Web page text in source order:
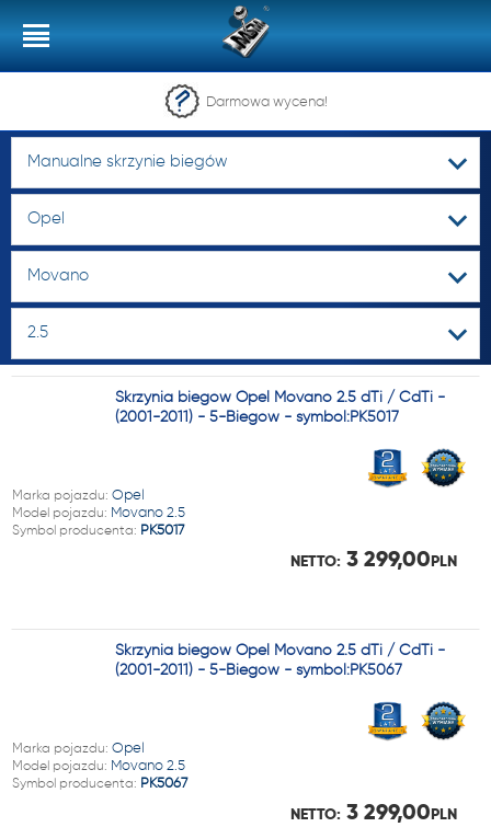
Darmowa wycena!
Manualne skrzynie biegów
Opel
Movano
2.5
Skrzynia biegów Opel Movano 2.5 dTi / CdTi -
(2001-2011) - 5-Biegów - symbol:PK5017
Marka pojazdu: Opel
Model pojazdu: Movano 2.5
Symbol producenta: PK5017
NETTO: 3 299,00PLN
Skrzynia biegów Opel Movano 2.5 dTi / CdTi -
(2001-2011) - 5-Biegów - symbol:PK5067
Marka pojazdu: Opel
Model pojazdu: Movano 2.5
Symbol producenta: PK5067
NETTO: 3 299,00PLN